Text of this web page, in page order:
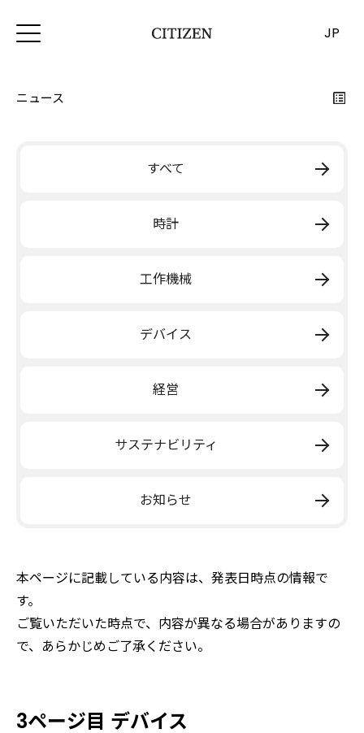
JP
ニュース
すべて
時計
工作機械
デバイス
経営
サステナビリティ
お知らせ
本ページに記載している内容は、発表日時点の情報で
す。
ご覧いただいた時点で、内容が異なる場合がありますの
で、あらかじめご了承ください。
3ページ目 デバイス